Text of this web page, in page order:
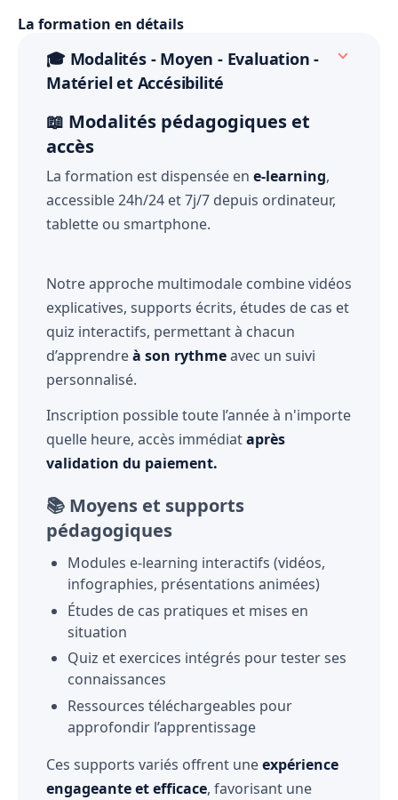
La formation en détails
🎓Modalités - Moyen - Evaluation -
Matériel et Accésibilité
📖 Modalités pédagogiques et
accès
La formation est dispensée en e-learning,
accessible 24h/24 et 7j/7 depuis ordinateur,
tablette ou smartphone.
Notre approche multimodale combine vidéos
explicatives, supports écrits, études de cas et
quiz interactifs, permettant à chacun
d’apprendreà son rythmeavec un suivi
personnalisé.
Inscription possible toute l’année à n'importe
quelle heure, accès immédiataprès
validation du paiement.
📚 Moyens et supports
pédagogiques
Modules e-learning interactifs (vidéos,
infographies, présentations animées)
Études de cas pratiques et mises en
situation
Quiz et exercices intégrés pour tester ses
connaissances
Ressources téléchargeables pour
approfondir l’apprentissage
Ces supports variés offrent uneexpérience
engageante et efficace, favorisant une